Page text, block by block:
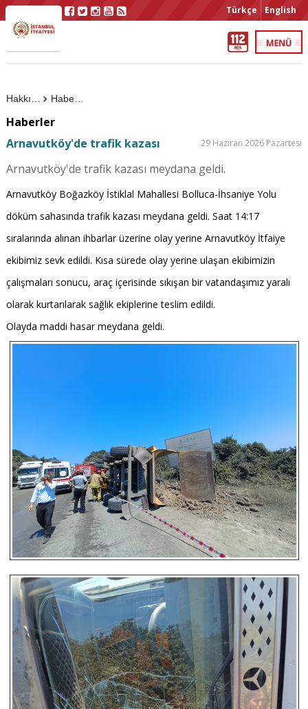
Türkçe English
Haberler
Haberler
Arnavutköy'de trafik kazası
29 Haziran 2026 Pazartesi
Arnavutköy'de trafik kazası meydana geldi.
Arnavutköy Boğazköy İstiklal Mahallesi Bolluca-İhsaniye Yolu
döküm sahasında trafik kazası meydana geldi. Saat 14:17
sıralarında alınan ihbarlar üzerine olay yerine Arnavutköy İtfaiye
ekibimiz sevk edildi. Kısa sürede olay yerine ulaşan ekibimizin
çalışmaları sonucu, araç içerisinde sıkışan bir vatandaşımız yaralı
olarak kurtarılarak sağlık ekiplerine teslim edildi.
Olayda maddi hasar meydana geldi.